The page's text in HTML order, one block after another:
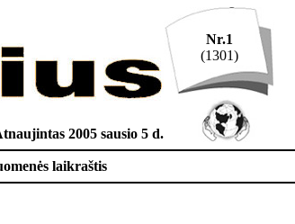
2005 sausio 5 d.
Nr.1
(1301)
laikraštis